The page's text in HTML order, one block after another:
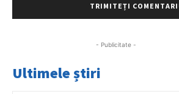
- Publicitate -
Ultimele știri